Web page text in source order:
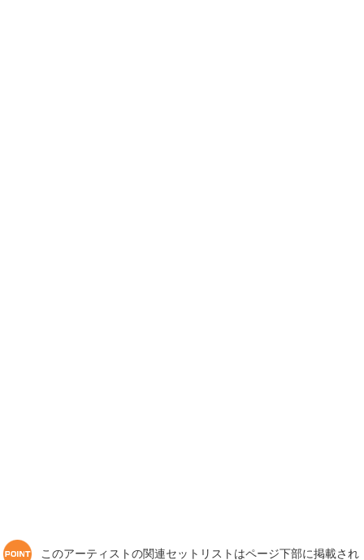
このアーティストの関連セットリストはページ下部に掲載され